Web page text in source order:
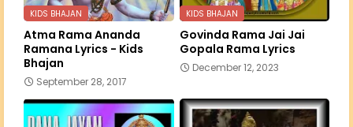
KIDS BHAJAN
Atma Rama Ananda
Ramana Lyrics - Kids
Bhajan
September 28, 2017
KIDS BHAJAN
Govinda Rama Jai Jai
Gopala Rama Lyrics
December 12, 2023